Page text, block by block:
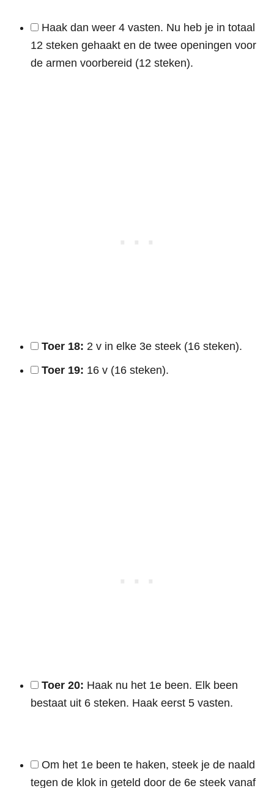
Haak dan weer 4 vasten. Nu heb je in totaal
12 steken gehaakt en de twee openingen voor
de armen voorbereid (12 steken).
Toer 18: 2 v in elke 3e steek (16 steken).
Toer 19: 16 v (16 steken).
Toer 20: Haak nu het 1e been. Elk been
bestaat uit 6 steken. Haak eerst 5 vasten.
Om het 1e been te haken, steek je de naald
tegen de klok in geteld door de 6e steek vanaf